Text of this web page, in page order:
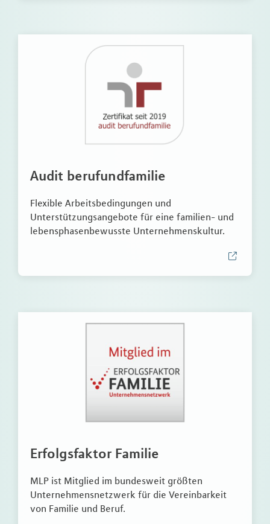
Audit berufundfamilie
Flexible Arbeitsbedingungen und
Unterstützungsangebote für eine familien- und
lebensphasenbewusste Unternehmenskultur.
Erfolgsfaktor Familie
MLP ist Mitglied im bundesweit größten
Unternehmensnetzwerk für die Vereinbarkeit
von Familie und Beruf.